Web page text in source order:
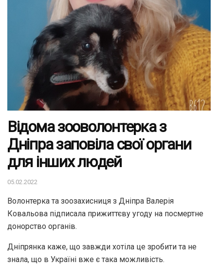
Відома зооволонтерка з
Дніпра заповіла свої органи
для інших людей
05.02.2022
Волонтерка та зоозахисниця з Дніпра Валерія
Ковальова підписала прижиттєву угоду на посмертне
донорство органів.
Дніпрянка каже, що завжди хотіла це зробити та не
знала, що в Україні вже є така можливість.